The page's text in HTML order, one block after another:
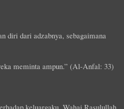
diri dari adzabnya, sebagaimana
meminta ampun.” (Al-Anfal: 33)
keluargaku, Wahai Rasulullah,